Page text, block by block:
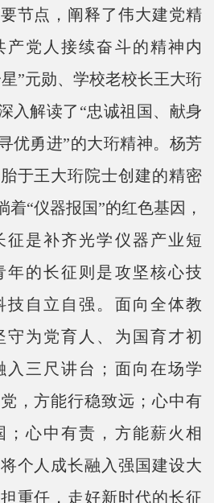
节点，阐释了伟大建党精
产党人接续奋斗的精神内
”元勋、学校老校长王大珩
入解读了“忠诚祖国、献身
优勇进”的大珩精神。杨芳
于王大珩院士创建的精密
着“仪器报国”的红色基因，
征是补齐光学仪器产业短
年的长征则是攻坚核心技
技自立自强。面向全体教
守为党育人、为国育才初
入三尺讲台；面向在场学
，方能行稳致远；心中有
；心中有责，方能薪火相
个人成长融入强国建设大
重任，走好新时代的长征